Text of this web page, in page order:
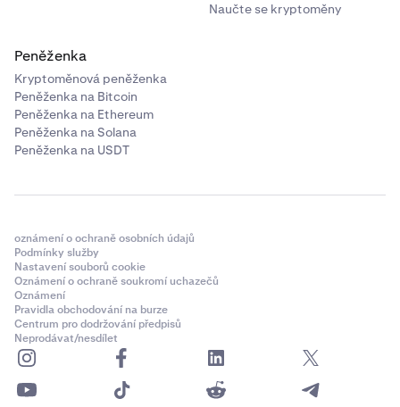
Naučte se kryptoměny
Peněženka
Kryptoměnová peněženka
Peněženka na Bitcoin
Peněženka na Ethereum
Peněženka na Solana
Peněženka na USDT
oznámení o ochraně osobních údajů
Podmínky služby
Nastavení souborů cookie
Oznámení o ochraně soukromí uchazečů
Oznámení
Pravidla obchodování na burze
Centrum pro dodržování předpisů
Neprodávat/nesdílet